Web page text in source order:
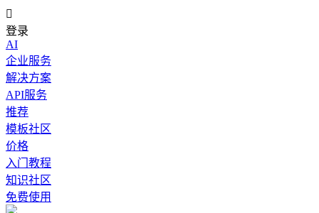

登录
AI
企业服务
解决方案
API服务
推荐
模板社区
价格
入门教程
知识社区
免费使用